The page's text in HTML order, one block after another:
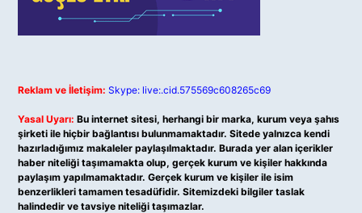
Reklam ve İletişim: Skype: live:.cid.575569c608265c69
Yasal Uyarı: Bu internet sitesi, herhangi bir marka, kurum veya şahıs
şirketi ile hiçbir bağlantısı bulunmamaktadır. Sitede yalnızca kendi
hazırladığımız makaleler paylaşılmaktadır. Burada yer alan içerikler
haber niteliği taşımamakta olup, gerçek kurum ve kişiler hakkında
paylaşım yapılmamaktadır. Gerçek kurum ve kişiler ile isim
benzerlikleri tamamen tesadüfidir. Sitemizdeki bilgiler taslak
halindedir ve tavsiye niteliği taşımazlar.